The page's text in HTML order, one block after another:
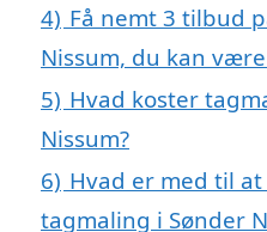
4) Få nemt 3 tilbud
Nissum, du kan
5) Hvad koster
Nissum?
6) Hvad er med til
tagmaling i Sønder